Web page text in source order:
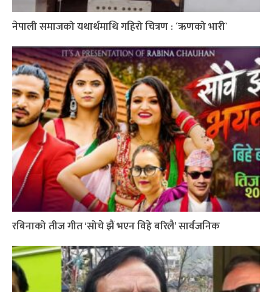
नेपाली समाजको यथार्थमाथि गहिरो चित्रण : ´ऋणको भारी`
रबिनाको तीज गीत ‘सोचे झैं भएन विहे बरिलै’ सार्वजनिक